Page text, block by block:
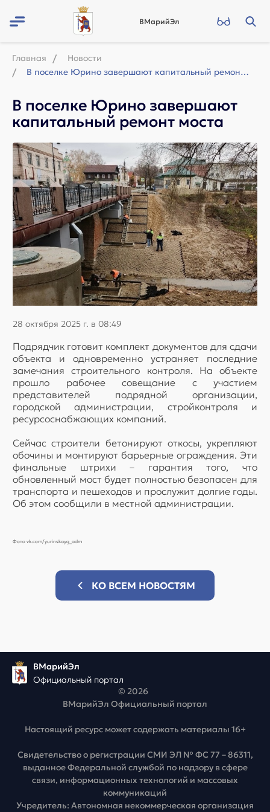
ВМарийЭл
Главная
Новости
В поселке Юрино завершают капитальный ремонт моста
В поселке Юрино завершают
капитальный ремонт моста
28 октября 2025 г. в 08:49
Подрядчик готовит комплект документов для сдачи
объекта и одновременно устраняет последние
замечания строительного контроля. На объекте
прошло рабочее совещание с участием
представителей подрядной организации,
городской администрации, стройконтроля и
ресурсоснабжающих компаний.
Сейчас строители бетонируют откосы, укрепляют
обочины и монтируют барьерные ограждения. Эти
финальные штрихи – гарантия того, что
обновленный мост будет полностью безопасен для
транспорта и пешеходов и прослужит долгие годы.
Об этом сообщили в местной администрации.
Фото vk.com/yurinskayg_adm
КО ВСЕМ НОВОСТЯМ
ВМарийЭл
Официальный портал
© 2026
ВМарийЭл Официальный портал
Настоящий ресурс может содержать материалы 16+
Свидетельство о регистрации СМИ ЭЛ № ФС 77 – 86311,
выданное Федеральной службой по надзору в сфере
связи, информационных технологий и массовых
коммуникаций
Учредитель: Автономная некоммерческая организация